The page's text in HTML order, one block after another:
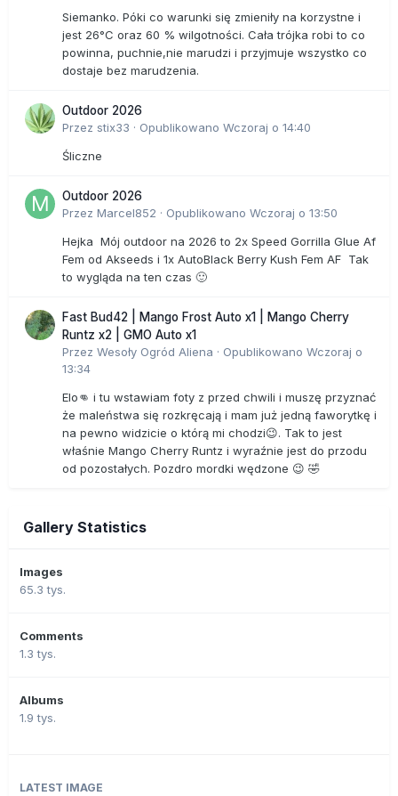
Siemanko. Póki co warunki się zmieniły na korzystne i
jest 26°C oraz 60 % wilgotności. Cała trójka robi to co
powinna, puchnie,nie marudzi i przyjmuje wszystko co
dostaje bez marudzenia.
Outdoor 2026
Przez stix33 · Opublikowano Wczoraj o 14:40
Śliczne
Outdoor 2026
Przez Marcel852 · Opublikowano Wczoraj o 13:50
Hejka Mój outdoor na 2026 to 2x Speed Gorrilla Glue Af
Fem od Akseeds i 1x AutoBlack Berry Kush Fem AF Tak
to wygląda na ten czas 🙂
Fast Bud42 | Mango Frost Auto x1 | Mango Cherry
Runtz x2 | GMO Auto x1
Przez Wesoły Ogród Aliena · Opublikowano Wczoraj o
13:34
Elo👊 i tu wstawiam foty z przed chwili i muszę przyznać
że maleństwa się rozkręcają i mam już jedną faworytkę i
na pewno widzicie o którą mi chodzi😉. Tak to jest
właśnie Mango Cherry Runtz i wyraźnie jest do przodu
od pozostałych. Pozdro mordki wędzone 😉 🤣
Gallery Statistics
Images
65.3 tys.
Comments
1.3 tys.
Albums
1.9 tys.
LATEST IMAGE